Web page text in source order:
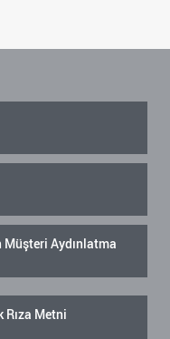
Aydınlatma
Metni